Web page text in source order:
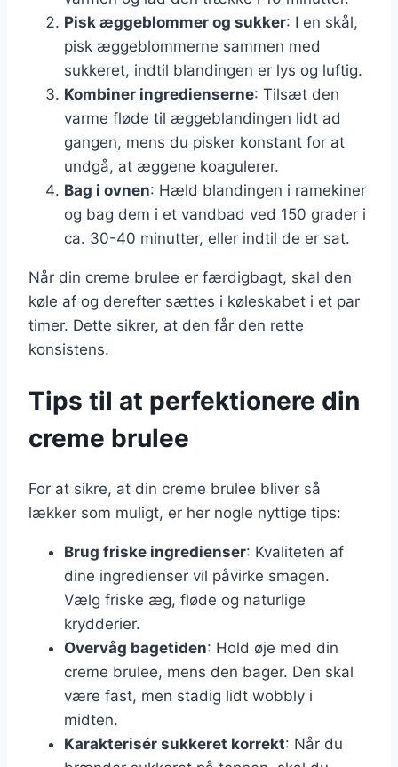
Pisk æggeblommer og sukker: I en skål,
pisk æggeblommerne sammen med
sukkeret, indtil blandingen er lys og luftig.
Kombiner ingredienserne: Tilsæt den
varme fløde til æggeblandingen lidt ad
gangen, mens du pisker konstant for at
undgå, at æggene koagulerer.
Bag i ovnen: Hæld blandingen i ramekiner
og bag dem i et vandbad ved 150 grader i
ca. 30-40 minutter, eller indtil de er sat.
Når din creme brulee er færdigbagt, skal den
køle af og derefter sættes i køleskabet i et par
timer. Dette sikrer, at den får den rette
konsistens.
Tips til at perfektionere din
creme brulee
For at sikre, at din creme brulee bliver så
lækker som muligt, er her nogle nyttige tips:
Brug friske ingredienser: Kvaliteten af
dine ingredienser vil påvirke smagen.
Vælg friske æg, fløde og naturlige
krydderier.
Overvåg bagetiden: Hold øje med din
creme brulee, mens den bager. Den skal
være fast, men stadig lidt wobbly i
midten.
Karakterisér sukkeret korrekt: Når du